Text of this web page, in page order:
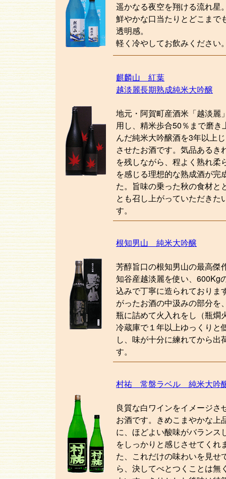
遥かなる夜空を翔ける流れ星
鮮やかな口当たりとどこまで
透明感。
軽く冷やしてお飲みください
麒麟山 紅葉
越淡麗長期熟成純米大吟醸
地元・阿賀町産酒米「越淡麗
用し、精米歩合50％まで磨き
んだ純米大吟醸酒を3年以上
させたお酒です。気品あるき
を残しながら、程よく熟れ柔
を感じる理想的な熟成酒が完
た。旨味の乗った秋の食材と
とも召し上がっていただきた
す。
根知男山 純米大吟醸
芳醇旨口の根知男山の最高傑
知谷産越淡麗を使い、600Kg
込みで丁寧に造られておりま
がったお酒の中汲みの部分を
瓶に詰めて火入れをし（瓶燗
冷蔵庫で１年以上ゆっくりと
し、味が十分に練れてから出
す。
村祐 常盤ラベル 純米大吟
良質な白ワインをイメージさ
お酒です。きめこまやかな上
に、ほどよい酸味がバランス
をしっかりと感じさせてくれ
た、これだけの味わいを見せ
ら、決してべとつくことは無